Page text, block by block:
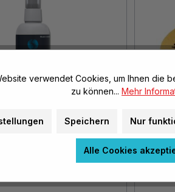
verwendet Cookies, um Ihnen die
zu können... Mehr
Speichern Nur
Alle Cookies